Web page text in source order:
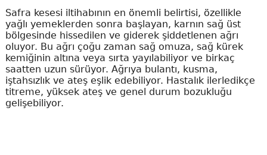
Safra kesesi iltihabının en önemli belirtisi, özellikle
yağlı yemeklerden sonra başlayan, karnın sağ üst
bölgesinde hissedilen ve giderek şiddetlenen ağrı
oluyor. Bu ağrı çoğu zaman sağ omuza, sağ kürek
kemiğinin altına veya sırta yayılabiliyor ve birkaç
saatten uzun sürüyor. Ağrıya bulantı, kusma,
iştahsızlık ve ateş eşlik edebiliyor. Hastalık ilerledikçe
titreme, yüksek ateş ve genel durum bozukluğu
gelişebiliyor.